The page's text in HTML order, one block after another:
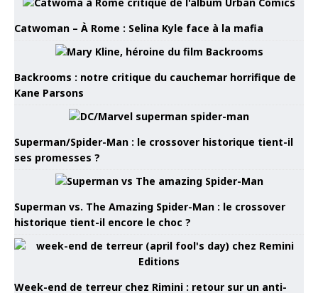
Catwoman – À Rome : Selina Kyle face à la mafia
Backrooms : notre critique du cauchemar horrifique de
Kane Parsons
Superman/Spider-Man : le crossover historique tient-il
ses promesses ?
Superman vs. The Amazing Spider-Man : le crossover
historique tient-il encore le choc ?
Week-end de terreur chez Rimini : retour sur un anti-